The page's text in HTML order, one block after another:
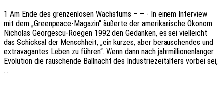
1 Am Ende des gren­zen­lo­sen Wachs­tums – – - In einem Inter­view
mit dem „Green­­peace-Maga­­zin“ äußer­te der ameri­ka­ni­sche Ökonom
Nicho­las Geor­­gescu-Roegen 1992 den Gedan­ken, es sei viel­leicht
das Schick­sal der Mensch­heit, „ein kurzes, aber berau­schen­des und
extra­va­gan­tes Leben zu führen“. Wenn dann nach jahr­mil­lio­nen­lan­ger
Evolu­ti­on die rauschen­de Ball­nacht des Indus­trie­zeit­al­ters vorbei sei,
…